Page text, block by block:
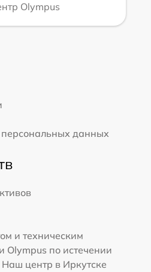
Olympus
персональных данных
и техническим
Olympus по истечении
центр в Иркутске